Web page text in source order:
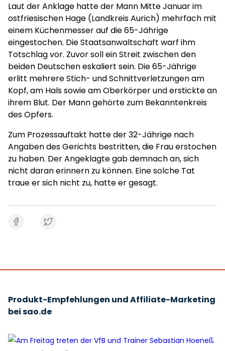
Laut der Anklage hatte der Mann Mitte Januar im
ostfriesischen Hage (Landkreis Aurich) mehrfach mit
einem Küchenmesser auf die 65-Jährige
eingestochen. Die Staatsanwaltschaft warf ihm
Totschlag vor. Zuvor soll ein Streit zwischen den
beiden Deutschen eskaliert sein. Die 65-Jährige
erlitt mehrere Stich- und Schnittverletzungen am
Kopf, am Hals sowie am Oberkörper und erstickte an
ihrem Blut. Der Mann gehörte zum Bekanntenkreis
des Opfers.
Zum Prozessauftakt hatte der 32-Jährige nach
Angaben des Gerichts bestritten, die Frau erstochen
zu haben. Der Angeklagte gab demnach an, sich
nicht daran erinnern zu können. Eine solche Tat
traue er sich nicht zu, hatte er gesagt.
Produkt-Empfehlungen und Affiliate-Marketing
bei sao.de